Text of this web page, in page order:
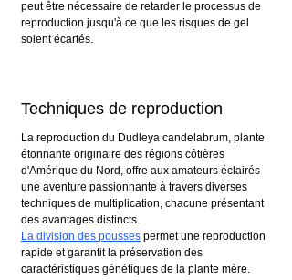
peut être nécessaire de retarder le processus de
reproduction jusqu'à ce que les risques de gel
soient écartés.
Techniques de reproduction
La reproduction du Dudleya candelabrum, plante
étonnante originaire des régions côtières
d'Amérique du Nord, offre aux amateurs éclairés
une aventure passionnante à travers diverses
techniques de multiplication, chacune présentant
des avantages distincts.
La division des pousses permet une reproduction
rapide et garantit la préservation des
caractéristiques génétiques de la plante mère.